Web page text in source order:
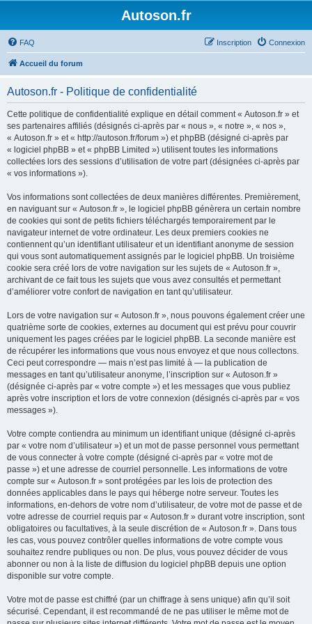
Autoson.fr
FAQ Connexion
Inscription
Accueil du forum
Autoson.fr - Politique de confidentialité
Cette politique de confidentialité explique en détail comment « Autoson.fr » et
ses partenaires affiliés (désignés ci-après par « nous », « notre », « nos »,
« Autoson.fr » et « http://autoson.fr/forum ») et phpBB (désigné ci-après par
« logiciel phpBB » et « phpBB Limited ») utilisent toutes les informations
collectées lors des sessions d’utilisation de votre part (désignées ci-après par
« vos informations »).
Vos informations sont collectées de deux manières différentes. Premièrement,
en naviguant sur « Autoson.fr », le logiciel phpBB génèrera un certain nombre
de cookies qui sont de petits fichiers téléchargés temporairement par le
navigateur internet de votre ordinateur. Les deux premiers cookies ne
contiennent qu’un identifiant utilisateur et un identifiant anonyme de session
qui vous sont automatiquement assignés par le logiciel phpBB. Un troisième
cookie sera créé lors de votre navigation sur les sujets de « Autoson.fr »,
archivant de ce fait tous les sujets que vous avez consultés et permettant
d’améliorer votre confort de navigation en tant qu’utilisateur.
Lors de votre navigation sur « Autoson.fr », nous pouvons également créer une
quatrième sorte de cookies, externes au document qui est prévu pour couvrir
uniquement les pages créées par le logiciel phpBB. La seconde manière est
de récupérer les informations que vous nous envoyez et que nous collectons.
Ceci peut correspondre — mais n’est pas limité à — la publication de
messages en tant qu’utilisateur anonyme, l’inscription sur « Autoson.fr »
(désignée ci-après par « votre compte ») et les messages que vous publiez
après votre inscription et lors de votre connexion (désignés ci-après par « vos
messages »).
Votre compte contiendra au minimum un identifiant unique (désigné ci-après
par « votre nom d’utilisateur ») et un mot de passe personnel vous permettant
de vous connecter à votre compte (désigné ci-après par « votre mot de
passe ») et une adresse de courriel personnelle. Les informations de votre
compte sur « Autoson.fr » sont protégées par les lois de protection des
données applicables dans le pays qui héberge notre serveur. Toutes les
informations, en-dehors de votre nom d’utilisateur, de votre mot de passe et de
votre adresse de courriel requis par « Autoson.fr » durant votre inscription, sont
obligatoires ou facultatives, à la seule discrétion de « Autoson.fr ». Dans tous
les cas, vous pouvez contrôler quelles informations de votre compte vous
souhaitez rendre publiques ou non. De plus, vous pouvez décider de vous
abonner ou non à la liste de diffusion du logiciel phpBB depuis une option
disponible sur votre compte.
Votre mot de passe est chiffré (par un chiffrage à sens unique) afin qu’il soit
sécurisé. Cependant, il est recommandé de ne pas utiliser le même mot de